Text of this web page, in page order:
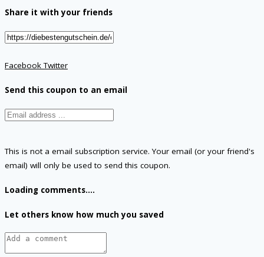
Share it with your friends
FacebookTwitter
Send this coupon to an email
This is not a email subscription service. Your email (or your friend's
email) will only be used to send this coupon.
Loading comments....
Let others know how much you saved